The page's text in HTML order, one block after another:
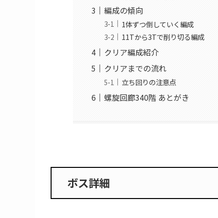
ボス詳細
ボスの行動パターンや対策
T始めに耐久アップスキルを使用
クリア編成紹介